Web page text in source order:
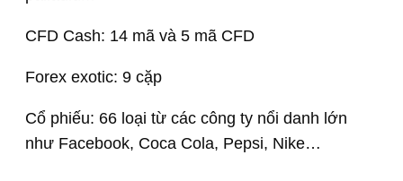
CFD Cash: 14 mã và 5 mã CFD
Forex exotic: 9 cặp
Cổ phiếu: 66 loại từ các công ty nổi danh lớn
như Facebook, Coca Cola, Pepsi, Nike…